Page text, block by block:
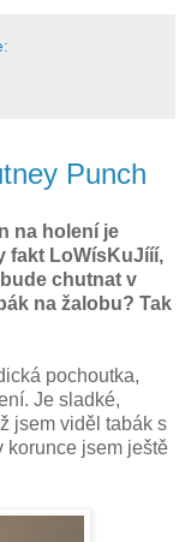
Punch
na holení je
fakt LoWísKuJííí,
chutnat v
na žalobu? Tak
pochoutka,
Je sladké,
jsem viděl tabák s
korunce jsem ještě